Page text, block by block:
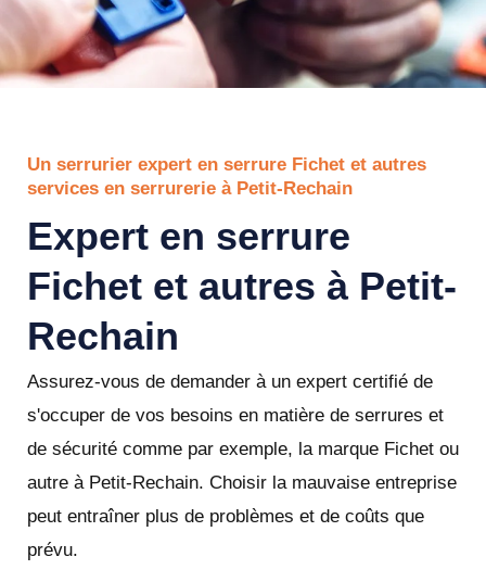
Un serrurier expert en serrure Fichet et autres
services en serrurerie à Petit-Rechain
Expert en serrure
Fichet et autres à Petit-
Rechain
Assurez-vous de demander à un expert certifié de
s'occuper de vos besoins en matière de serrures et
de sécurité comme par exemple, la marque Fichet ou
autre à Petit-Rechain. Choisir la mauvaise entreprise
peut entraîner plus de problèmes et de coûts que
prévu.